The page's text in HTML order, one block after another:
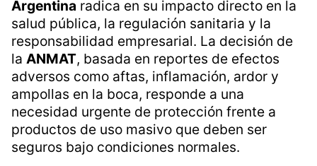
Argentina radica en su impacto directo en la
salud pública, la regulación sanitaria y la
responsabilidad empresarial. La decisión de
la ANMAT, basada en reportes de efectos
adversos como aftas, inflamación, ardor y
ampollas en la boca, responde a una
necesidad urgente de protección frente a
productos de uso masivo que deben ser
seguros bajo condiciones normales.